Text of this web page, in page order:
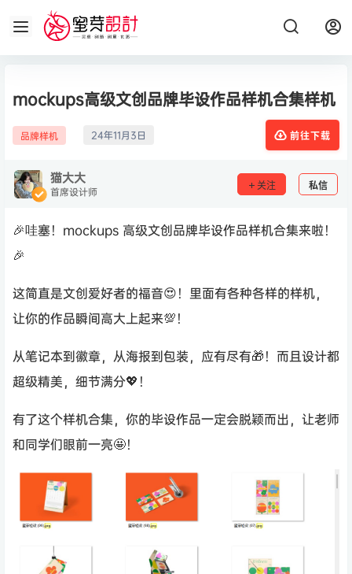
mockups高级文创品牌毕设作品样机合集样机
品牌样机 24年11月3日 前往下载
猫大大
首席设计师 关注 私信
🎉哇塞！mockups 高级文创品牌毕设作品样机合集来啦！
🎉
这简直是文创爱好者的福音😍！里面有各种各样的样机，
让你的作品瞬间高大上起来💯！
从笔记本到徽章，从海报到包装，应有尽有🎁！而且设计都
超级精美，细节满分💖！
有了这个样机合集，你的毕设作品一定会脱颖而出，让老师
和同学们眼前一亮🤩！